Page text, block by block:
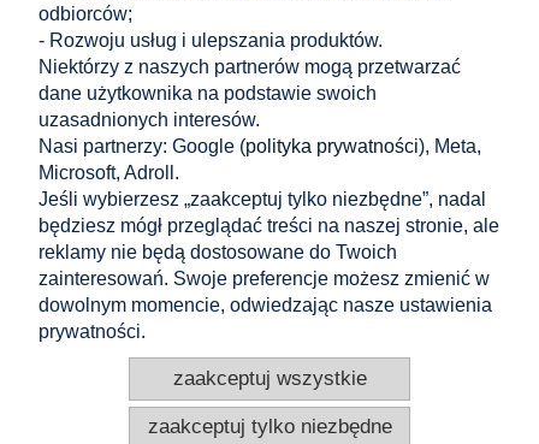
Zakupy
Pomoc
Moje konto
Informacje
KONTAKT
Altamira Sp. z o. o.
Budowlanych 6/51, 95-040 Koluszki, Polska
+48 721 556 606
pv@e-altamira.com
Obsługa klienta: Pn–Pt 8:00–16:00
odbiorców;
- Rozwoju usług i ulepszania produktów.
Niektórzy z naszych partnerów mogą przetwarzać
dane użytkownika na podstawie swoich
uzasadnionych interesów.
Nasi partnerzy: Google (polityka prywatności), Meta,
Microsoft, Adroll.
Jeśli wybierzesz „zaakceptuj tylko niezbędne”, nadal
będziesz mógł przeglądać treści na naszej stronie, ale
reklamy nie będą dostosowane do Twoich
zainteresowań. Swoje preferencje możesz zmienić w
dowolnym momencie, odwiedzając nasze ustawienia
prywatności.
zaakceptuj tylko niezbędne
zaakceptuj wszystkie